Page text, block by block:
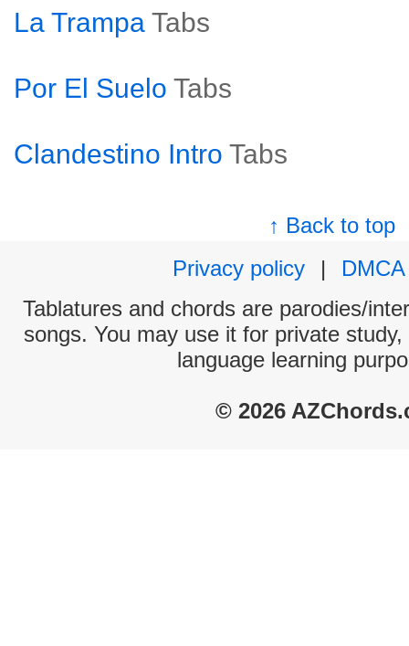
La Trampa Tabs
Por El Suelo Tabs
Clandestino Intro Tabs
↑ Back to top
Privacy policy
|
DMCA
Tablatures and chords are parodies/
songs. You may use it for private
language learning
© 2026